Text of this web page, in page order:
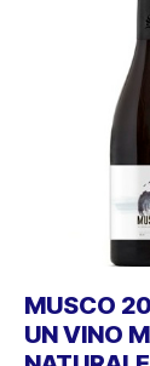
MUSCO
UN VINO